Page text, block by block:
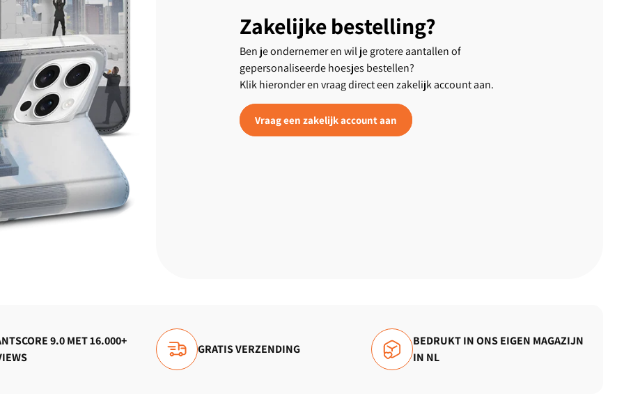
Zakelijke bestelling?
Ben je ondernemer en wil je grotere aantallen of
gepersonaliseerde hoesjes bestellen?
Klik hieronder en vraag direct een zakelijk account aan.
Vraag een zakelijk account aan
9.0 MET 16.000+
GRATIS VERZENDING
BEDRUKT IN ONS EIGEN MAGAZIJN
IN NL